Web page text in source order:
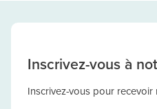
Inscrivez-vous à
Inscrivez-vous pour